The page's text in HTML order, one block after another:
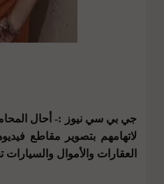
لاتهامهم بتصوير مقاطع
العقارات والأموال